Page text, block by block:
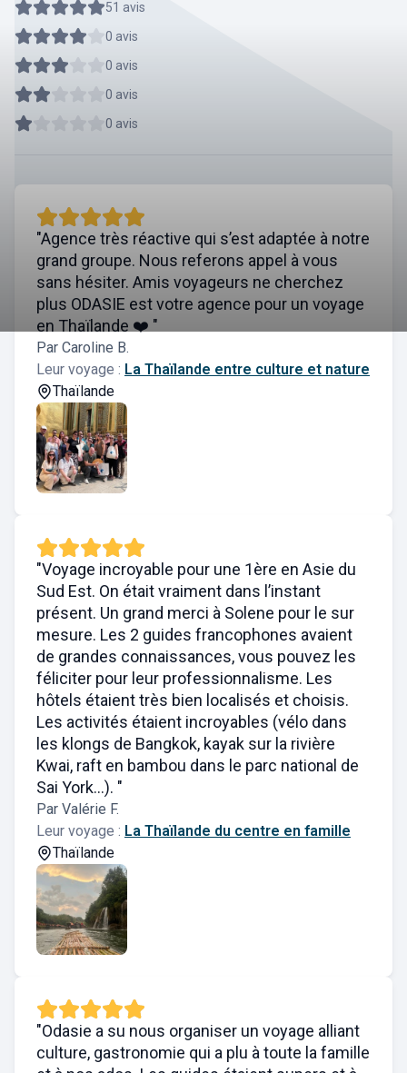
51 avis
0 avis
0 avis
0 avis
0 avis
"Agence très réactive qui s’est adaptée à notre
grand groupe. Nous referons appel à vous
sans hésiter. Amis voyageurs ne cherchez
plus ODASIE est votre agence pour un voyage
en Thaïlande ❤️ "
Par Caroline B.
Leur voyage : La Thaïlande entre culture et nature
Thaïlande
"Voyage incroyable pour une 1ère en Asie du
Sud Est. On était vraiment dans l’instant
présent. Un grand merci à Solene pour le sur
mesure. Les 2 guides francophones avaient
de grandes connaissances, vous pouvez les
féliciter pour leur professionnalisme. Les
hôtels étaient très bien localisés et choisis.
Les activités étaient incroyables (vélo dans
les klongs de Bangkok, kayak sur la rivière
Kwai, raft en bambou dans le parc national de
Sai York...). "
Par Valérie F.
Leur voyage : La Thaïlande du centre en famille
Thaïlande
"Odasie a su nous organiser un voyage alliant
culture, gastronomie qui a plu à toute la famille